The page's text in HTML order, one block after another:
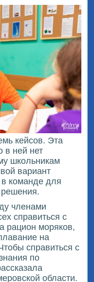
кейсов. Эта
в ней нет
школьникам
вариант
команде для
решения.
членами
справиться с
рацион моряков,
на
справиться с
по
области.